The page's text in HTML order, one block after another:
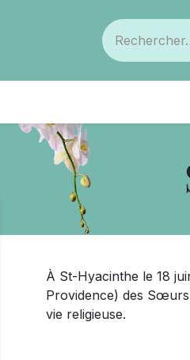
À St-Hyacinthe le 18
Providence) des Sœurs
vie religieuse.